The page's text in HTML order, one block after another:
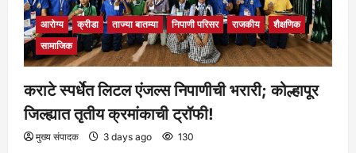
आरोग्य क्रीडा ताज्या बातम्या निपाणी परिसर राजकीय
शैक्षणिक
सामाजिक
कराटे स्पर्धेत लिटल एंजल्स निपाणीची भरारी; कोल्हापूर
जिल्ह्यात तृतीय क्रमांकाची ट्रॉफी!
मुख्य संपादक 3 days ago 130